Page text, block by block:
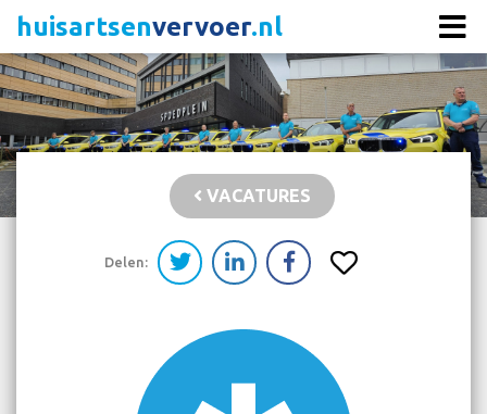
huisartsenvervoer.nl
VACATURES
Delen: